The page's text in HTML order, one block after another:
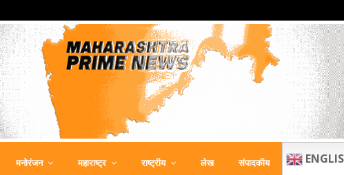
मनोरंजन महाराष्ट्र राष्ट्रीय लेख संपादकीय